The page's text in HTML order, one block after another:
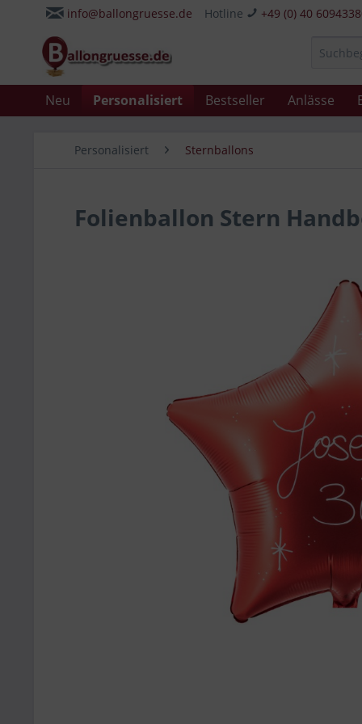
info@ballongruesse.de Hotline +49 (0) 40
Neu Personalisiert Bestseller Anlässe
Personalisiert Sternballons
Folienballon Stern